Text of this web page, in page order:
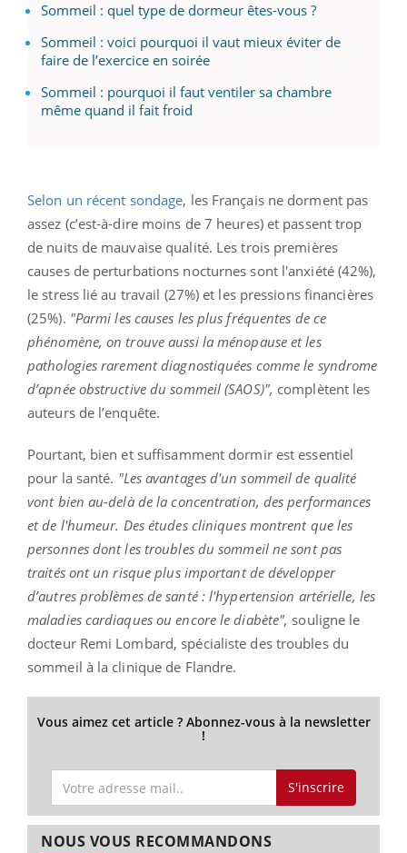
Sommeil : quel type de dormeur êtes-vous ?
Sommeil : voici pourquoi il vaut mieux éviter de
faire de l’exercice en soirée
Sommeil : pourquoi il faut ventiler sa chambre
même quand il fait froid
Selon un récent sondage, les Français ne dorment pas
assez (c’est-à-dire moins de 7 heures) et passent trop
de nuits de mauvaise qualité. Les trois premières
causes de perturbations nocturnes sont l'anxiété (42%),
le stress lié au travail (27%) et les pressions financières
(25%). "Parmi les causes les plus fréquentes de ce
phénomène, on trouve aussi la ménopause et les
pathologies rarement diagnostiquées comme le syndrome
d’apnée obstructive du sommeil (SAOS)", complètent les
auteurs de l’enquête.
Pourtant, bien et suffisamment dormir est essentiel
pour la santé. "Les avantages d'un sommeil de qualité
vont bien au-delà de la concentration, des performances
et de l'humeur. Des études cliniques montrent que les
personnes dont les troubles du sommeil ne sont pas
traités ont un risque plus important de développer
d’autres problèmes de santé : l'hypertension artérielle, les
maladies cardiaques ou encore le diabète", souligne le
docteur Remi Lombard, spécialiste des troubles du
sommeil à la clinique de Flandre.
Vous aimez cet article ? Abonnez-vous à la newsletter
!
S'inscrire
NOUS VOUS RECOMMANDONS